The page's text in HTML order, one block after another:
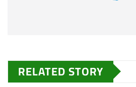
RELATED STORY